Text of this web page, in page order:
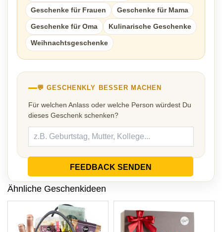
Geschenke für Frauen Geschenke für Mama
Geschenke für Oma Kulinarische Geschenke
Weihnachtsgeschenke
💬 GESCHENKLY BESSER MACHEN
Für welchen Anlass oder welche Person würdest Du
dieses Geschenk schenken?
FEEDBACK SENDEN
Ähnliche Geschenkideen